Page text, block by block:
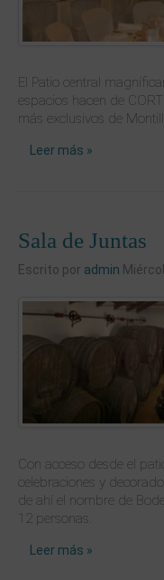
El Patio central
espacios hacen de
más exclusivos de
Leer más »
Sala de Juntas
Escrito por admin
Con acceso desde el
celebraciones y
de ahí el nombre de
12 personas.
Leer más »